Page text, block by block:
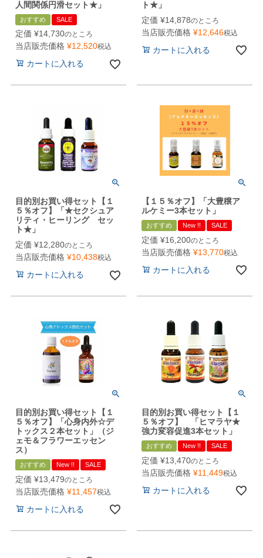
人間関係円滑セット★」
おすすめ SALE
定価 ¥14,730のところ
当店販売価格 ¥12,520税込
カートに入れる
ト★」
定価 ¥14,878のところ
当店販売価格 ¥12,646税込
カートに入れる
目的別お買い得セット【１
５％オフ】「★セクシュア
リティ・ヒーリング セッ
ト★」
定価 ¥12,280のところ
当店販売価格 ¥10,438税込
カートに入れる
【１５％オフ】「大豊穣ア
ルケミー3本セット」
おすすめ New !! SALE
定価 ¥16,200のところ
当店販売価格 ¥13,770税込
カートに入れる
目的別お買い得セット【１
５％オフ】「心身内外☆デ
トックス２本セット」（ジ
ェモ＆フラワーエッセン
ス）
おすすめ New !! SALE
定価 ¥13,479のところ
当店販売価格 ¥11,457税込
カートに入れる
目的別お買い得セット【１
５％オフ】 「ヒマラヤ★
強力変容促進3本セット」
おすすめ New !! SALE
定価 ¥13,470のところ
当店販売価格 ¥11,449税込
カートに入れる